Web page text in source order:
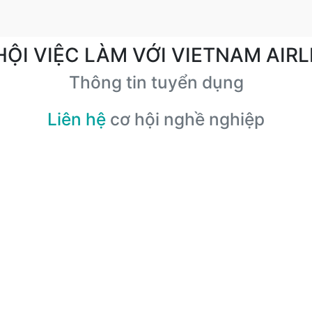
VIỆC LÀM VỚI VIETNAM
Thông tin tuyển dụng
Liên hệ cơ hội nghề nghiệp